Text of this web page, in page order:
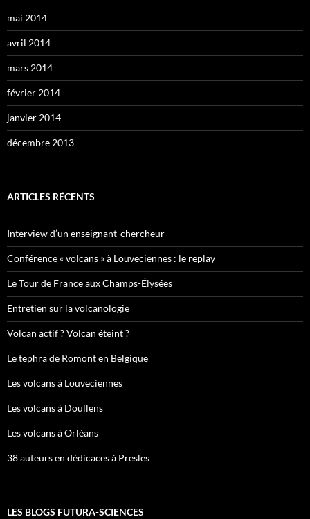
mai 2014
avril 2014
mars 2014
février 2014
janvier 2014
décembre 2013
ARTICLES RÉCENTS
Interview d’un enseignant-chercheur
Conférence « volcans » à Louveciennes : le replay
Le Tour de France aux Champs-Élysées
Entretien sur la volcanologie
Volcan actif ? Volcan éteint ?
Le tephra de Romont en Belgique
Les volcans à Louveciennes
Les volcans à Doullens
Les volcans à Orléans
38 auteurs en dédicaces à Presles
LES BLOGS FUTURA-SCIENCES